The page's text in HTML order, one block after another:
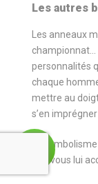
Les autres
Les anneaux
championnat…
personnalités
chaque
mettre au
s’en
Le
que vous lui